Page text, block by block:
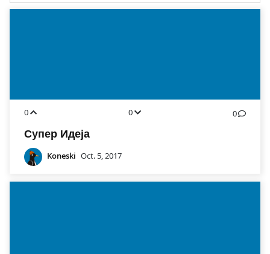
0 0 0
Супер Идеја
Koneski Oct. 5, 2017